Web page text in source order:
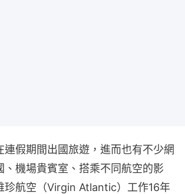
連假期間出國旅遊，進而也有不少網
、機場貴賓室、搭乘不同航空的影
珍航空（Virgin Atlantic）工作16年